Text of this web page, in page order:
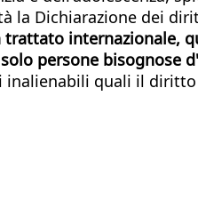
la Dichiarazione dei
trattato internazionale,
persone bisognose
quali il